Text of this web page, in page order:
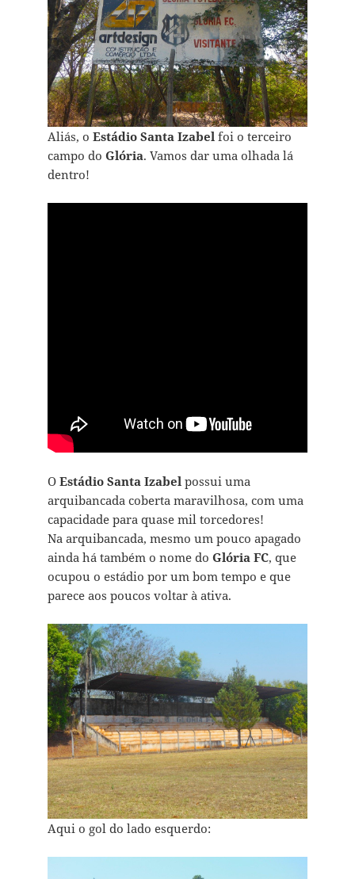
Aliás, o Estádio Santa Izabelfoi o terceiro
campo do Glória. Vamos dar uma olhada lá
dentro!
O Estádio Santa Izabelpossui uma
arquibancada coberta maravilhosa, com uma
capacidade para quase mil torcedores!
Na arquibancada, mesmo um pouco apagado
ainda há também o nome do Glória FC, que
ocupou o estádio por um bom tempo e que
parece aos poucos voltar à ativa.
Aqui o gol do lado esquerdo: